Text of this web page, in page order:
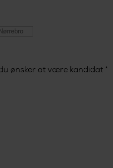
ønsker at være kandidat *